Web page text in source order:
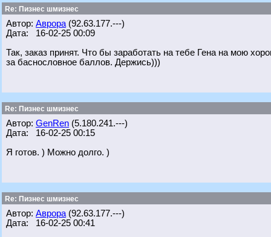
Re: Пизнес шмизнес
Автор: Аврора (92.63.177.---)
Дата: 16-02-25 00:09
Так, заказ принят. Что бы заработать на тебе Гена на мою
за баснословное баллов. Держись)))
Re: Пизнес шмизнес
Автор: GenRen (5.180.241.---)
Дата: 16-02-25 00:15
Я готов. ) Можно долго. )
Re: Пизнес шмизнес
Автор: Аврора (92.63.177.---)
Дата: 16-02-25 00:41